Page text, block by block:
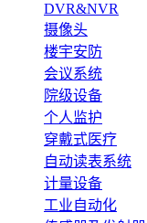
DVR&NVR
摄像头
楼宇安防
会议系统
院级设备
个人监护
穿戴式医疗
自动读表系统
计量设备
工业自动化